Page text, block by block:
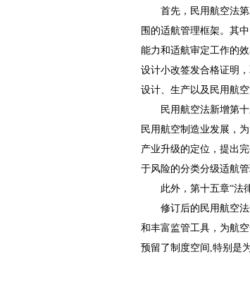
首先，民用航空法
围的适航管理框架。其
能力和适航审定工作的
设计小改签发合格证明
设计、生产以及民用航
民用航空法新增第
民用航空制造业发展，
产业升级的定位，提出
于风险的分类分级适航
此外，第十五章“法
修订后的民用航空
和丰富监管工具，为航
预留了制度空间,特别是